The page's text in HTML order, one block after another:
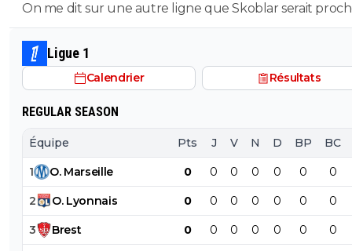
Turquie
On me dit sur une autre ligne que Skoblar serait
remettre les crampons.
Ligue 1
Calendrier Résultats
REGULAR SEASON
Équipe Pts J V N D BP BC
1 O. Marseille 0 0 0 0 0 0 0
2 O. Lyonnais 0 0 0 0 0 0 0
3 Brest 0 0 0 0 0 0 0